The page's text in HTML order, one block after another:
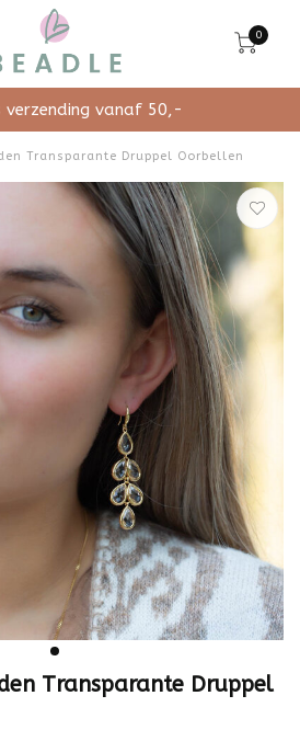
0
verzending vanaf 50,-
Transparante Druppel Oorbellen
Transparante Druppel